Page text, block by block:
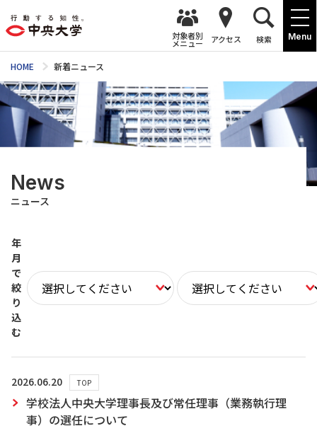
Menu
対象者別
メニュー アクセス 検索
HOME 新着ニュース
News
ニュース
年
月
で
絞
り
込
む
2026.06.20 TOP
学校法人中央大学理事長及び常任理事（業務執行理
事）の選任について